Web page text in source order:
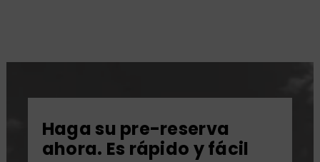
Haga su pre-reserva
ahora. Es rápido y fácil